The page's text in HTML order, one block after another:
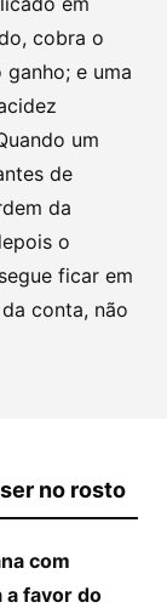
cobra o
e uma
um
de
da
o
ficar em
conta, não
no rosto
com
a favor do